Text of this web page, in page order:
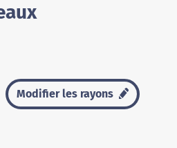
Modifier les rayons